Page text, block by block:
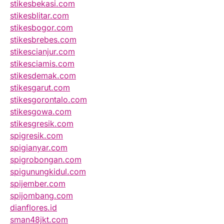
stikesbekasi.com
stikesblitar.com
stikesbogor.com
stikesbrebes.com
stikescianjur.com
stikesciamis.com
stikesdemak.com
stikesgarut.com
stikesgorontalo.com
stikesgowa.com
stikesgresik.com
spigresik.com
spigianyar.com
spigrobongan.com
spigunungkidul.com
spijember.com
spijombang.com
dianflores.id
sman48jkt.com